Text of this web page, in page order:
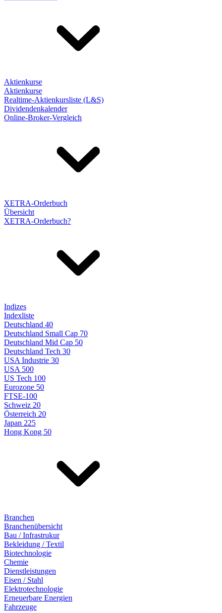
Aktienkurse
Aktienkurse
Realtime-Aktienkursliste (L&S)
Dividendenkalender
Online-Broker-Vergleich
XETRA-Orderbuch
Übersicht
XETRA-Orderbuch?
Indizes
Indexliste
Deutschland 40
Deutschland Small Cap 70
Deutschland Mid Cap 50
Deutschland Tech 30
USA Industrie 30
USA 500
US Tech 100
Eurozone 50
FTSE-100
Schweiz 20
Österreich 20
Japan 225
Hong Kong 50
Branchen
Branchenübersicht
Bau / Infrastrukur
Bekleidung / Textil
Biotechnologie
Chemie
Dienstleistungen
Eisen / Stahl
Elektrotechnologie
Erneuerbare Energien
Fahrzeuge